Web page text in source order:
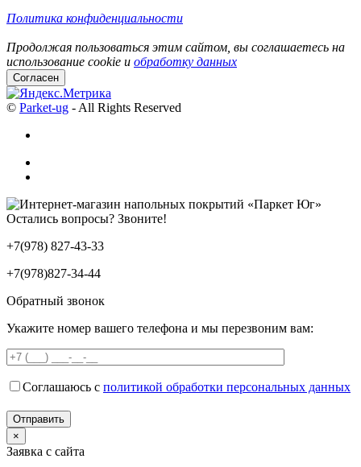
Политика конфиденциальности
Продолжая пользоваться этим сайтом, вы соглашаетесь на
использование cookie и обработку данных
Согласен
© Parket-ug - All Rights Reserved
Остались вопросы? Звоните!
+7(978) 827-43-33
+7(978)827-34-44
Обратный звонок
Укажите номер вашего телефона и мы перезвоним вам:
Соглашаюсь с политикой обработки персональных данных
×
Заявка с сайта